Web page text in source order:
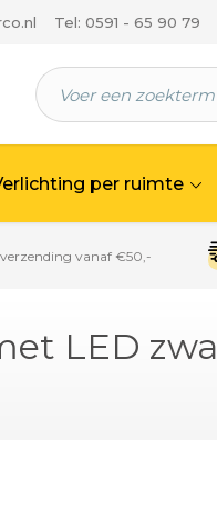
Tel: 0591 - 65 90 79
per ruimte
vanaf €50,-
LED